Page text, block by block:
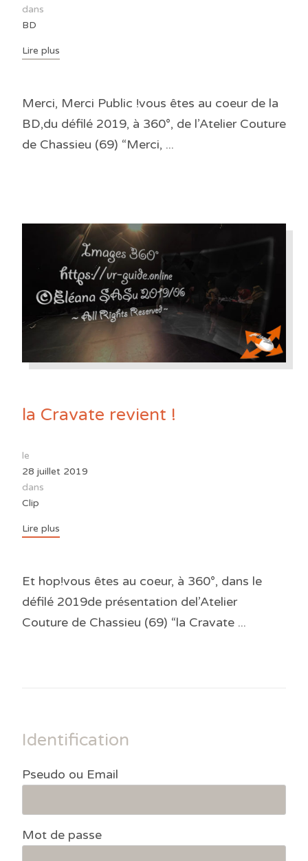
dans
BD
Lire plus
Merci, Merci Public !vous êtes au coeur de la
BD,du défilé 2019, à 360°, de l’Atelier Couture
de Chassieu (69) “Merci, ...
la Cravate revient !
le
28 juillet 2019
dans
Clip
Lire plus
Et hop!vous êtes au coeur, à 360°, dans le
défilé 2019de présentation del’Atelier
Couture de Chassieu (69) “la Cravate ...
Identification
Pseudo ou Email
Mot de passe